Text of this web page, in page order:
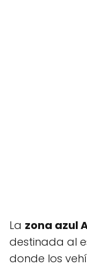
La zona azul
destinada al
donde los